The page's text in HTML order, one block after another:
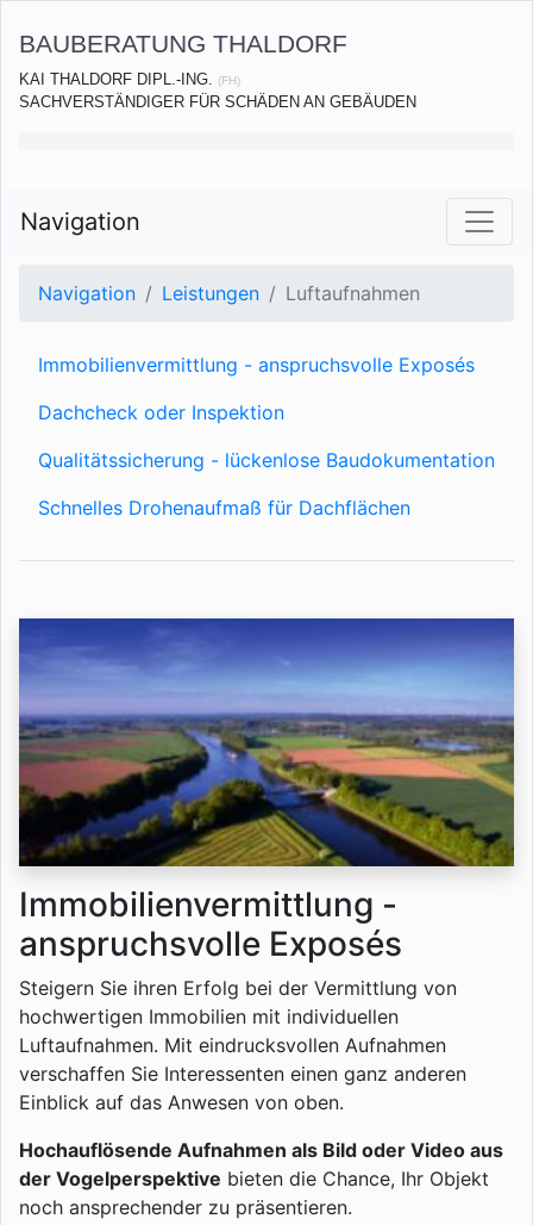
BAUBERATUNG THALDORF
KAI THALDORF DIPL.-ING. (FH)
SACHVERSTÄNDIGER FÜR SCHÄDEN AN GEBÄUDEN
Navigation
Navigation Leistungen Luftaufnahmen
Immobilienvermittlung - anspruchsvolle Exposés
Dachcheck oder Inspektion
Qualitätssicherung - lückenlose Baudokumentation
Schnelles Drohenaufmaß für Dachflächen
Immobilienvermittlung -
anspruchsvolle Exposés
Steigern Sie ihren Erfolg bei der Vermittlung von
hochwertigen Immobilien mit individuellen
Luftaufnahmen. Mit eindrucksvollen Aufnahmen
verschaffen Sie Interessenten einen ganz anderen
Einblick auf das Anwesen von oben.
Hochauflösende Aufnahmen als Bild oder Video aus
der Vogelperspektive bieten die Chance, Ihr Objekt
noch ansprechender zu präsentieren.